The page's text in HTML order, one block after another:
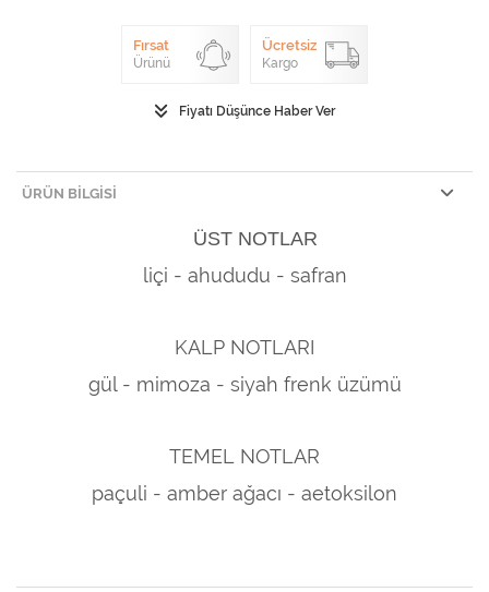
Fırsat
Ürünü
Ücretsiz
Kargo
Fiyatı Düşünce Haber Ver
ÜRÜN BILGISI
ÜST NOTLAR
liçi - ahududu - safran
KALP NOTLARI
gül - mimoza - siyah frenk üzümü
TEMEL NOTLAR
paçuli - amber ağacı - aetoksilon